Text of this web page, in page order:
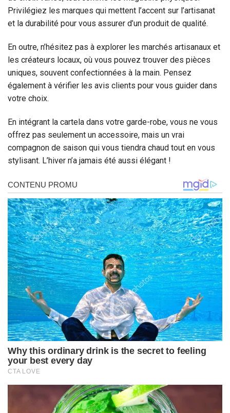
Privilégiez les marques qui mettent l’accent sur l’artisanat
et la durabilité pour vous assurer d’un produit de qualité.
En outre, n’hésitez pas à explorer les marchés artisanaux et
les créateurs locaux, où vous pouvez trouver des pièces
uniques, souvent confectionnées à la main. Pensez
également à vérifier les avis clients pour vous guider dans
votre choix.
En intégrant la cartela dans votre garde-robe, vous ne vous
offrez pas seulement un accessoire, mais un vrai
compagnon de saison qui vous tiendra chaud tout en vous
stylisant. L’hiver n’a jamais été aussi élégant !